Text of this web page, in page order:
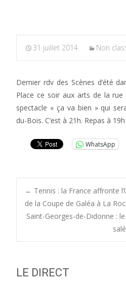
31 juillet 2014 Non
Dernier rdv des Scènes d’été
Place ce soir aux arts de la
spectacle « ça va bien » qui
du-Bois. C’est à 21h. Repas à
WhatsApp
Post
← Tennis : la France affronte
de la Coupe de Galéa à La
Saint-Georges-de-Didonne :
LE DIRECT